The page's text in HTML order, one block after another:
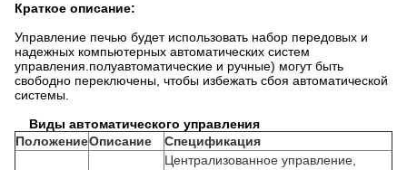
Краткое описание:
Управление печью будет использовать набор передовых и
надежных компьютерных автоматических систем
управления.полуавтоматические и ручные) могут быть
свободно переключены, чтобы избежать сбоя автоматической
системы.
Виды автоматического управления
ПоложениеОписание Спецификация
Централизованное управление,